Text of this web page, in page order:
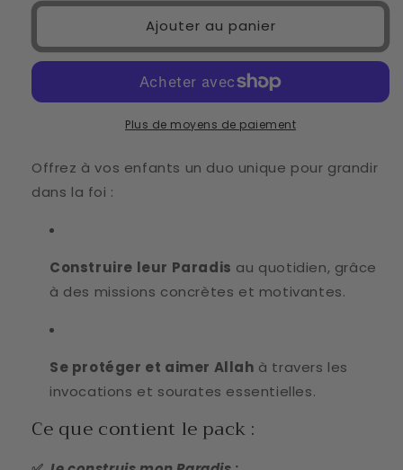
KIDS
&amp;
je
mon
de
Combo
KIDS
bouclier
&amp;
Ajouter au panier
Plus de moyens de paiement
Offrez à vos enfants un duo unique pour grandir
dans la foi :
Construire leur Paradis au quotidien, grâce
à des missions concrètes et motivantes.
Se protéger et aimer Allah à travers les
invocations et sourates essentielles.
Ce que contient le pack :